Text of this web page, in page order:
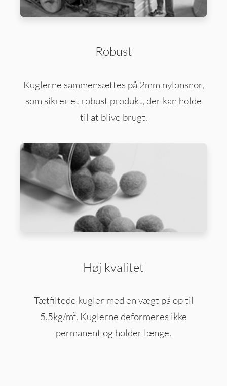
Robust
Kuglerne sammensættes på 2mm nylonsnor,
som sikrer et robust produkt, der kan holde
til at blive brugt.
Høj kvalitet
Tætfiltede kugler med en vægt på op til
5,5kg/m². Kuglerne deformeres ikke
permanent og holder længe.